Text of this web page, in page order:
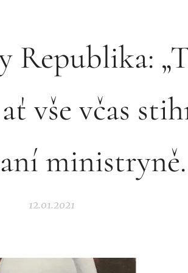
Republika:
vše včas
ministryně.
12.01.2021